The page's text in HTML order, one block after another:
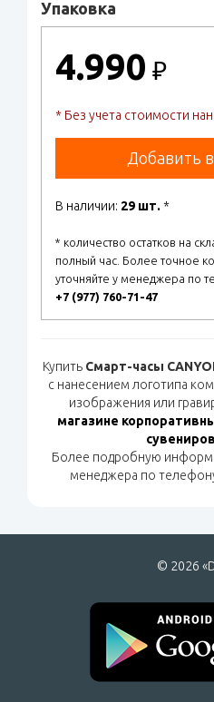
Упаковка
4.990 ₽
* Без учета стоимости
Добавить
В наличии: 29 шт. *
* количество остатков на
полный час. Более точное
уточняйте у менеджера по
+7 (977) 760-71-47
Купить Смарт-часы
с нанесением логотипа
изображения или
магазине
Более подробную
менеджера по
© 2026